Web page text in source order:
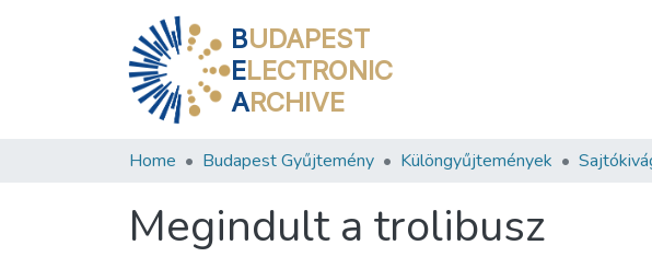
BUDAPEST
ELECTRONIC
ARCHIVE
Home Budapest Gyűjtemény Különgyűjtemények
Megindult a trolibusz